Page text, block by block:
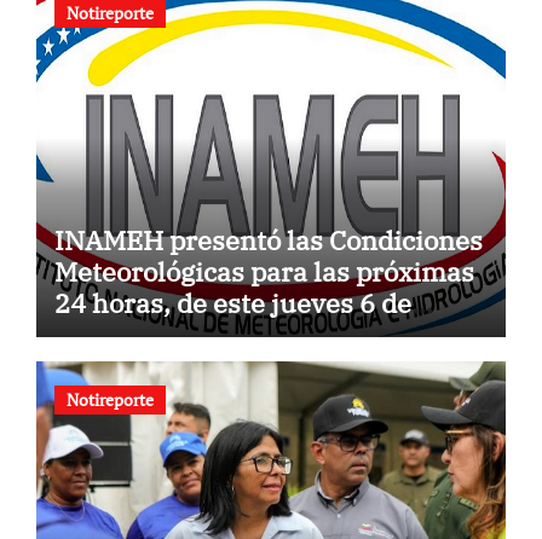
Notireporte
INAMEH presentó las Condiciones
Meteorológicas para las próximas
24 horas, de este jueves 6 de
agosto 2026
Notireporte